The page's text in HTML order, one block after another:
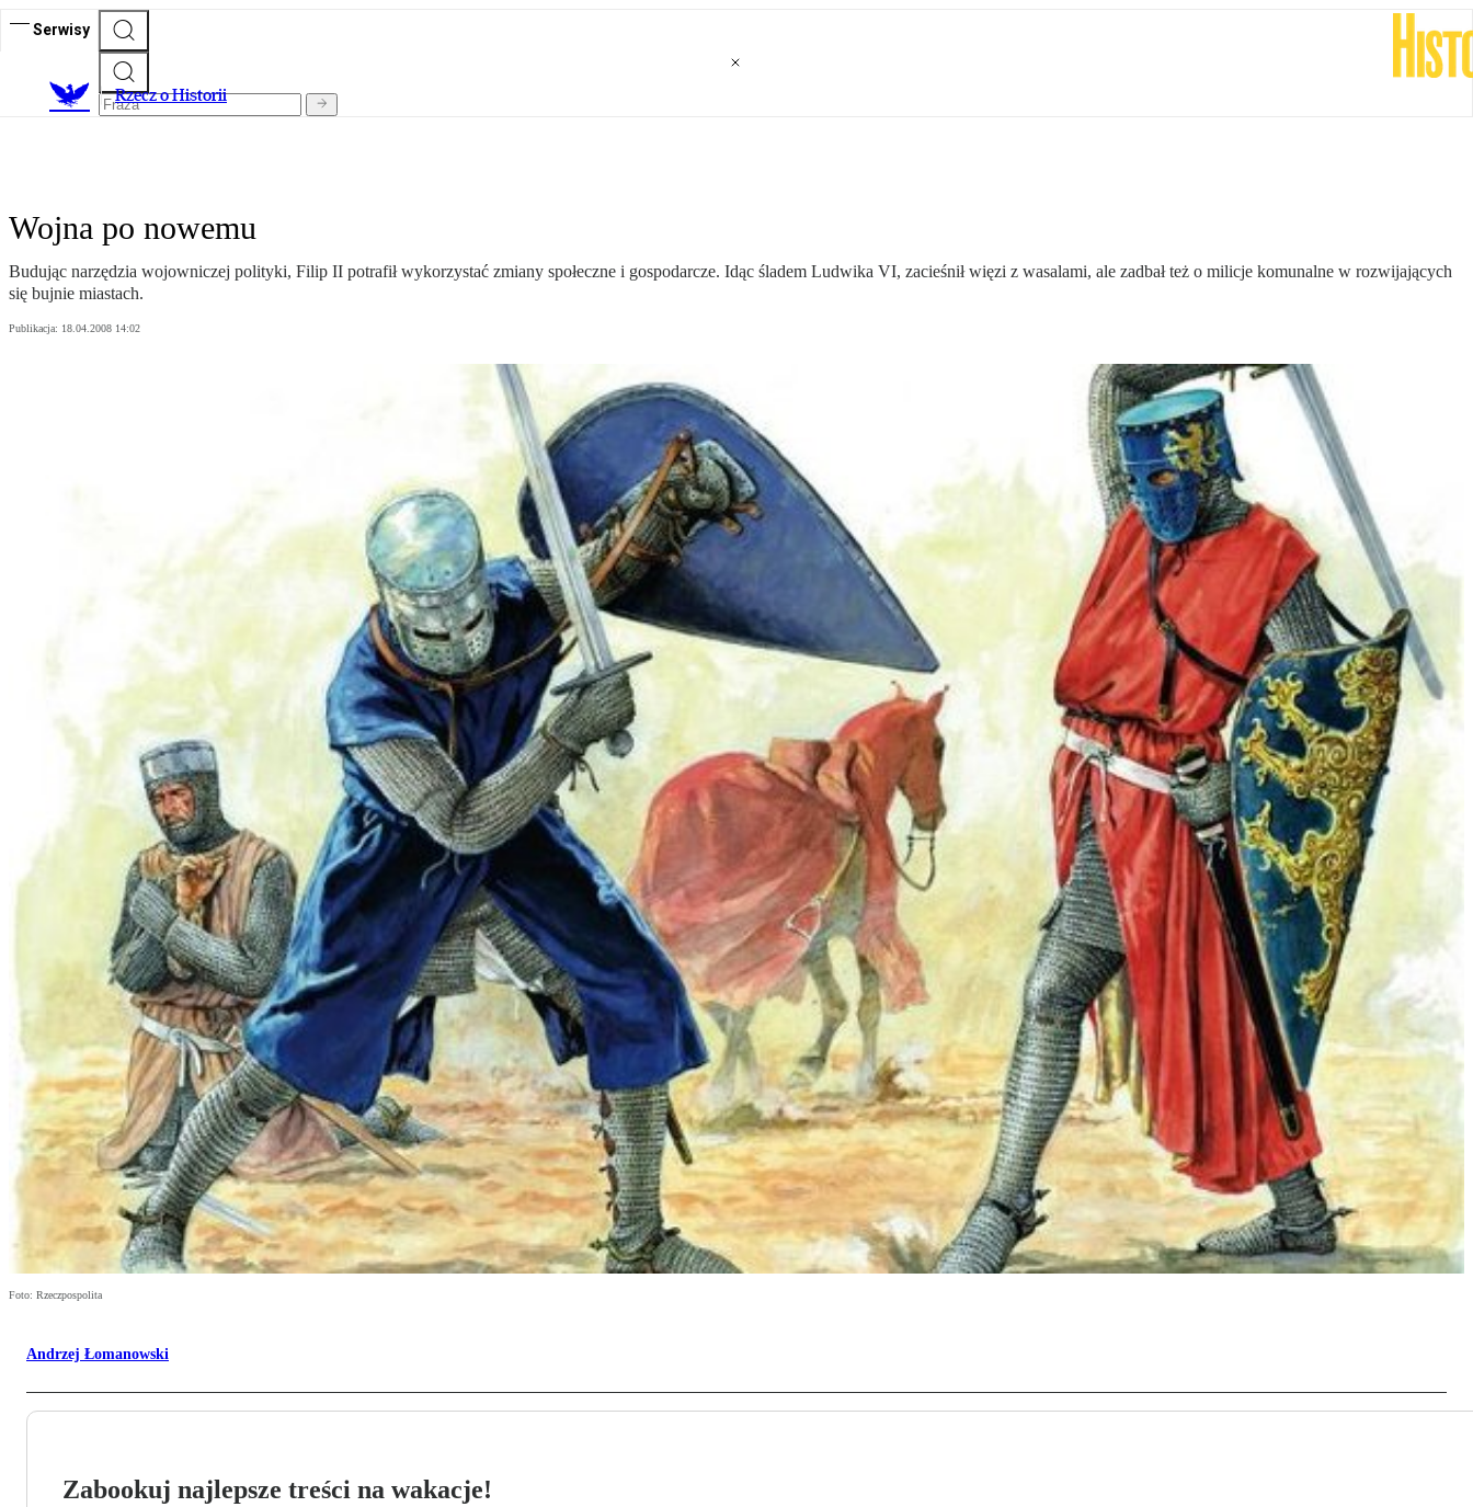
Serwisy
Rzecz o Historii
Wojna po nowemu
Budując narzędzia wojowniczej polityki, Filip II potrafił wykorzystać zmiany społeczne i gospodarcze. Idąc śladem Ludwika VI, zacieśnił więzi z wasalami, ale zadbał też o milicje komunalne w rozwijających
się bujnie miastach.
Publikacja: 18.04.2008 14:02
Foto: Rzeczpospolita
Andrzej Łomanowski
Zabookuj najlepsze treści na wakacje!